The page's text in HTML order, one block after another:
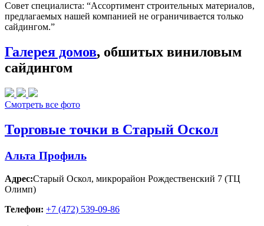
Совет специалиста: “Ассортимент строительных материалов,
предлагаемых нашей компанией не ограничивается только
сайдингом.”
Галерея домов, обшитых виниловым
сайдингом
Смотреть все фото
Торговые точки в Старый Оскол
Альта Профиль
Адрес:Старый Оскол, микрорайон Рождественский 7 (ТЦ
Олимп)
Телефон: +7 (472) 539-09-86